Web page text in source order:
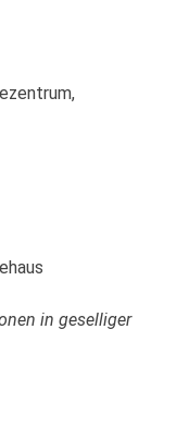
in geselliger